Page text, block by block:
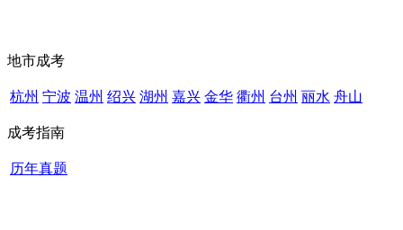
地市成考
杭州 宁波 温州 绍兴 湖州 嘉兴 金华 衢州 台州 丽水 舟山
成考指南
历年真题